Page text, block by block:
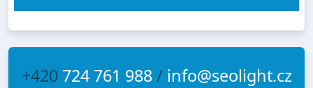
+420 724 761 988/ info@seolight.cz